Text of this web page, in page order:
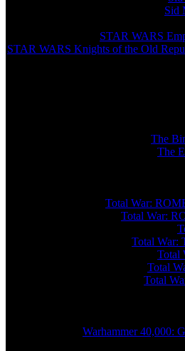
Sid
STAR WARS
STAR WARS Knights of the Old
The
The
Total War:
Total War:
Total War:
Total
Total
Total
Warhammer 40,000: